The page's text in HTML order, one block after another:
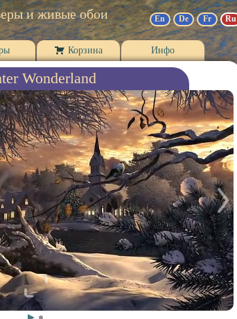
и живые обои En De Fr Ru
Корзина Инфо
Wonderland